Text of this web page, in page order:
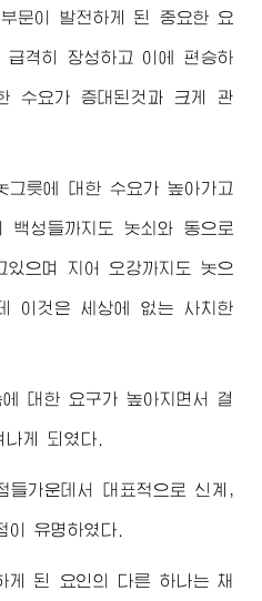
문이 발전하게 된 중요한 요
격히 장성하고 이에 편승하
수요가 증대된것과 크게 관
그릇에 대한 수요가 높아가고
백성들까지도 놋쇠와 동으로
있으며 지어 오강까지도 놋으
이것은 세상에 없는 사치한
대한 요구가 높아지면서 결
게 되였다.
들가운데서 대표적으로 신계,
유명하였다.
게 된 요인의 다른 하나는 채